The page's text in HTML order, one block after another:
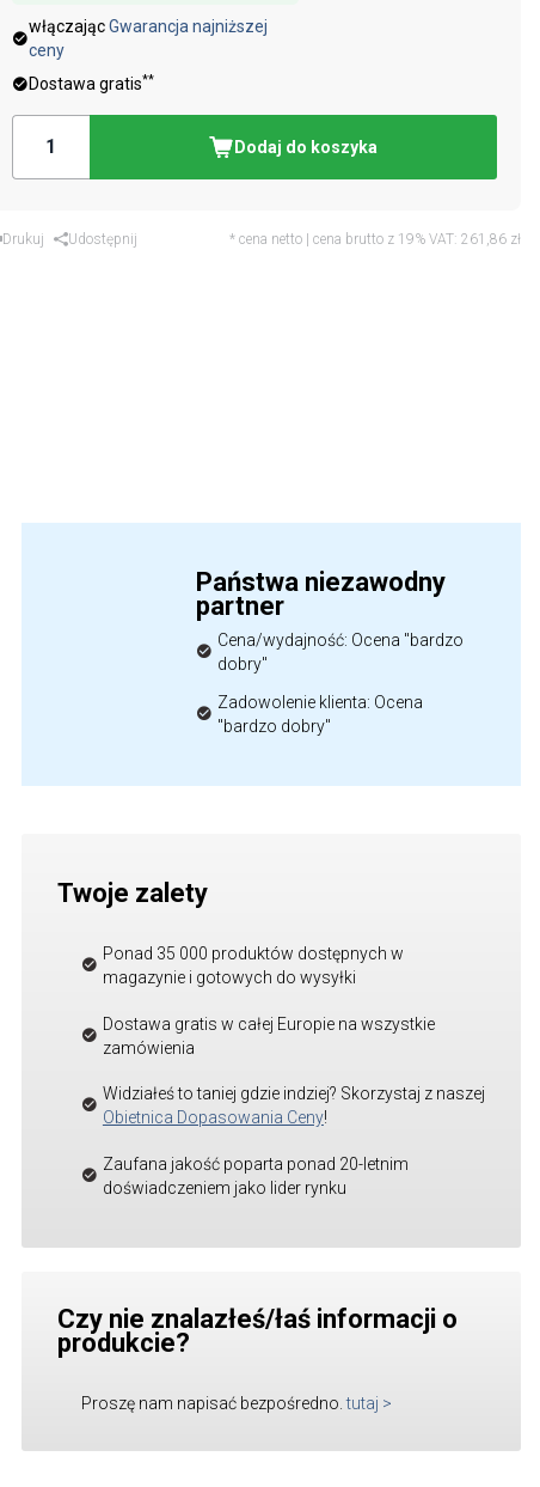
włączającGwarancja najniższej
ceny
Dostawa gratis**
Dodaj do koszyka
Drukuj Udostępnij * cena netto | cena brutto z 19% VAT: 261,86 zł
Państwa niezawodny
partner
Cena/wydajność: Ocena "bardzo
dobry"
Zadowolenie klienta: Ocena
"bardzo dobry"
Twoje zalety
Ponad 35 000 produktów dostępnych w
magazynie i gotowych do wysyłki
Dostawa gratis w całej Europie na wszystkie
zamówienia
Widziałeś to taniej gdzie indziej? Skorzystaj z naszej
Obietnica Dopasowania Ceny!
Zaufana jakość poparta ponad 20-letnim
doświadczeniem jako lider rynku
Czy nie znalazłeś/łaś informacji o
produkcie?
Proszę nam napisać bezpośredno. tutaj >